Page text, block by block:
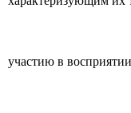
участию в